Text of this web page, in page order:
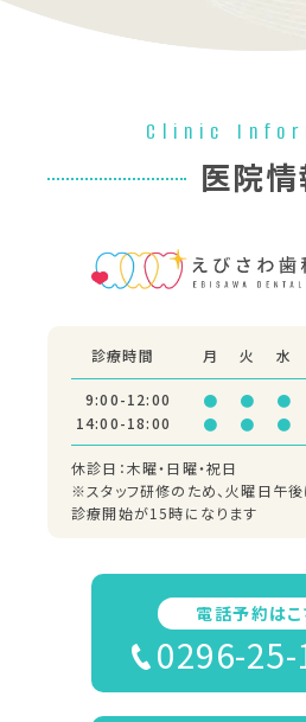
Clinic
医院情
診療時間 月 火 水
9:00-12:00 ● ● ●
14:00-18:00
● ● ●
休診日：木曜・日曜・祝日
※スタッフ研修のため、火曜日午後
診療開始が15時になります
電話予約はこ
0296-25-